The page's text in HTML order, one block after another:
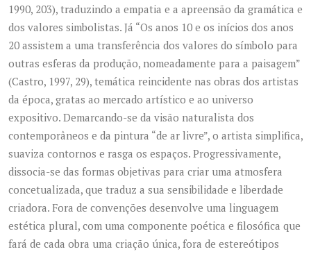
1990, 203), traduzindo a empatia e a apreensão da gramática e
dos valores simbolistas. Já “Os anos 10 e os inícios dos anos
20 assistem a uma transferência dos valores do símbolo para
outras esferas da produção, nomeadamente para a paisagem”
(Castro, 1997, 29), temática reincidente nas obras dos artistas
da época, gratas ao mercado artístico e ao universo
expositivo. Demarcando-se da visão naturalista dos
contemporâneos e da pintura “de ar livre”, o artista simplifica,
suaviza contornos e rasga os espaços. Progressivamente,
dissocia-se das formas objetivas para criar uma atmosfera
concetualizada, que traduz a sua sensibilidade e liberdade
criadora. Fora de convenções desenvolve uma linguagem
estética plural, com uma componente poética e filosófica que
fará de cada obra uma criação única, fora de estereótipos